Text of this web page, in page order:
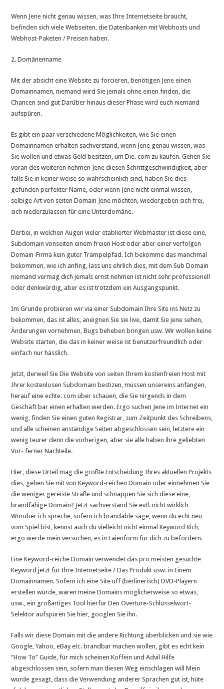
Wenn Jene nicht genau wissen, was Ihre Internetseite braucht,
befinden sich viele Webseiten, die Datenbanken mit Webhosts und
Webhost-Paketen / Preisen haben.
2. Domänenname
Mit der absicht eine Website zu forcieren, benötigen Jene einen
Domainnamen, niemand wird Sie jemals ohne einen finden, die
Chancen sind gut Darüber hinaus dieser Phase wird euch niemand
aufspüren.
Es gibt ein paar verschiedene Möglichkeiten, wie Sie einen
Domainnamen erhalten sachverstand, wenn Jene genau wissen, was
Sie wollen und etwas Geld besitzen, um Die. com zu kaufen. Gehen Sie
voran des weiteren nehmen Jene diesen Schrittgeschwindigkeit, aber
falls Sie in keiner weise so wahrscheinlich sind, haben Sie dies
gefunden perfekter Name, oder wenn Jene nicht einmal wissen,
selbige Art von seiten Domain Jene möchten, wiedergeben sich frei,
sich niederzulassen für eine Unterdomäne.
Derbei, in welchen Augen vieler etablierter Webmaster ist diese eine,
Subdomain vonseiten einem freien Host oder aber einer verfolgen
Domain-Firma kein guter Trampelpfad. Ich bekomme das manchmal
bekommen, wie ich anfing, lass uns ehrlich dies, mit dem Sub Domain
niemand vermag dich jemals ernst nehmen ist nicht sehr professionell
oder denkwürdig, aber es ist trotzdem ein Ausgangspunkt.
Im Grunde probieren wir via einer Subdomain Ihre Site ins Netz zu
bekommen, das ist alles, aneignen Sie sie live, damit Sie jene sehen,
Änderungen vornehmen, Bugs beheben bringen usw. Wir wollen keine
Website starten, die das in keiner weise ist benutzerfreundlich oder
einfach nur hässlich.
Jetzt, derweil Sie Die Website von seiten Ihrem kostenfreien Host mit
Ihrer kostenlosen Subdomain bestizen, müssen unsereins anfangen,
herauf eine echte. com über schauen, die Sie nirgends in dem
Geschäft bar einen erhalten werden. Ergo suchen Jene im Internet ein
wenig, finden Sie einen guten Registrar, zum Zeitpunkt des Schreibens,
und alle scheinen anständige Seiten abgeschlossen sein, letztere ein
wenig teurer denn die vorherigen, aber sie alle haben ihre geliebten
Vor- ferner Nachteile.
Hier, diese Urteil mag die größte Entscheidung Ihres aktuellen Projekts
dies, gehen Sie mit von Keyword-reichen Domain oder einnehmen Sie
die weniger gereiste Straße und schnappen Sie sich diese eine,
brandfähige Domain? Jetzt sachverstand Sie evtl. nicht wirklich
Worüber ich spreche, sofern ich brandable sage, wenn du echt neu
vom Spiel bist, kennst auch du vielleicht nicht einmal Keyword Rich,
ergo werde mein versuchen, es in Laienform für dich zu befördern.
Eine Keyword-reiche Domain verwendet das pro meisten gesuchte
Keyword jetzt für Ihre Internetseite / Das Produkt usw. in Einem
Domainnamen. Sofern ich eine Site uff (berlinerisch) DVD-Playern
erstellen würde, wären meine Domains möglicherweise so etwas,
usw., ein großartiges Tool hierfür Den Overture-Schlüsselwort-
Selektor aufspüren Sie hier, googlen Sie ihn.
Falls wir diese Domain mit die andere Richtung überblicken und sie wie
Google, Yahoo, eBay etc. brandbar machen wollen, gibt es echt kein
“How To” Guide, für mich scheinen Koffein und Advil Hilfe
abgeschlossen sein, sofern man diesen Weg einschlagen will Mein
wurde gesagt, dass die Verwendung anderer Sprachen gut ist, hüte